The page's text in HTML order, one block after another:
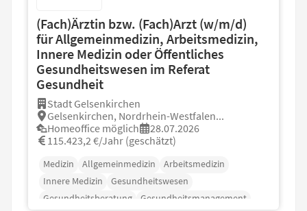
(Fach)Ärztin bzw. (Fach)Arzt (w/m/d)
für Allgemeinmedizin, Arbeitsmedizin,
Innere Medizin oder Öffentliches
Gesundheitswesen im Referat
Gesundheit
Stadt Gelsenkirchen
Gelsenkirchen, Nordrhein-Westfalen...
Homeoffice möglich
28.07.2026
115.423,2 €/Jahr (geschätzt)
Medizin Allgemeinmedizin
Arbeitsmedizin
Innere Medizin
Gesundheitswesen
Gesundheitsberatung
Gesundheitsmanagement